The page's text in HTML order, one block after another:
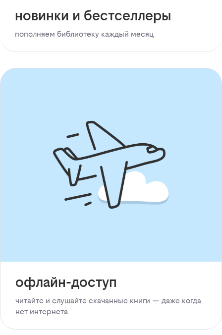
новинки и бестселлеры
пополняем библиотеку каждый месяц
офлайн-доступ
читайте и слушайте скачанные книги — даже когда
нет интернета